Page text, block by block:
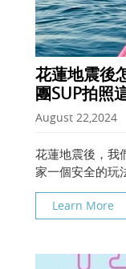
花蓮地震後
團SUP拍照
August 22,2024
花蓮地震後，我
家一個安全的玩
一樣安全好玩；
木舟，在清水
Learn More